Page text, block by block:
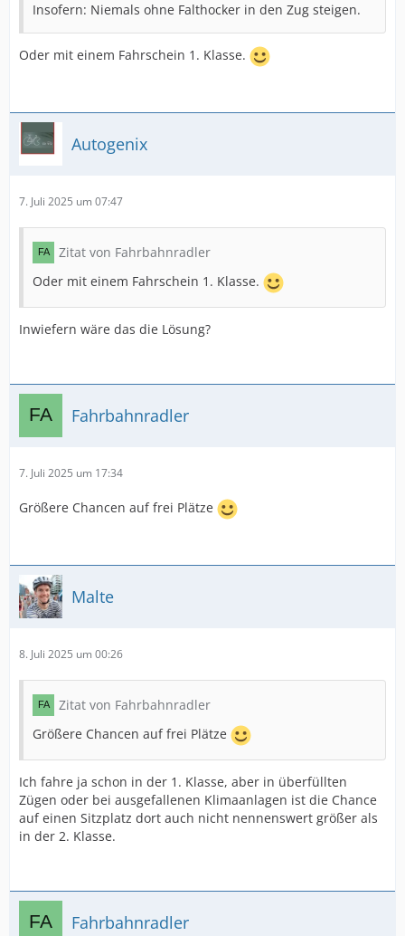
Insofern: Niemals ohne Falthocker in den Zug steigen.
Oder mit einem Fahrschein 1. Klasse.
Autogenix
7. Juli 2025 um 07:47
Zitat von Fahrbahnradler
Oder mit einem Fahrschein 1. Klasse.
Inwiefern wäre das die Lösung?
Fahrbahnradler
7. Juli 2025 um 17:34
Größere Chancen auf frei Plätze
Malte
8. Juli 2025 um 00:26
Zitat von Fahrbahnradler
Größere Chancen auf frei Plätze
Ich fahre ja schon in der 1. Klasse, aber in überfüllten
Zügen oder bei ausgefallenen Klimaanlagen ist die Chance
auf einen Sitzplatz dort auch nicht nennenswert größer als
in der 2. Klasse.
Fahrbahnradler